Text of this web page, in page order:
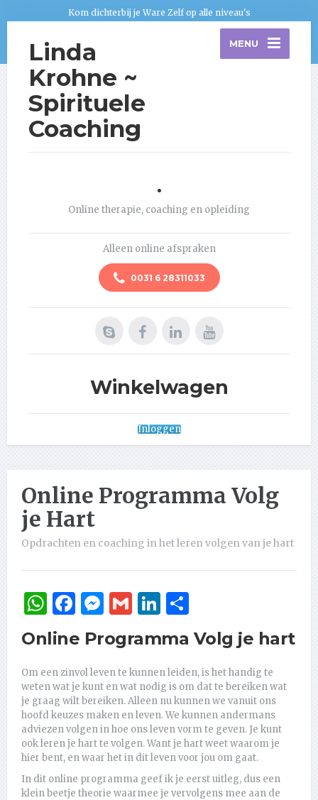
Kom dichterbij je Ware Zelf op alle niveau's
Linda
Krohne ~
Spirituele
Coaching
MENU
.
Online therapie, coaching en opleiding
Alleen online afspraken
0031 6 28311033
Winkelwagen
Inloggen
Online Programma Volg
je Hart
Opdrachten en coaching in het leren volgen van je hart
WhatsApp
Facebook
Messenger
GmailLinkedIn
Online Programma Volg je hart
Om een zinvol leven te kunnen leiden, is het handig te
weten wat je kunt en wat nodig is om dat te bereiken wat
je graag wilt bereiken. Alleen nu kunnen we vanuit ons
hoofd keuzes maken en leven. We kunnen andermans
adviezen volgen in hoe ons leven vorm te geven. Je kunt
ook leren je hart te volgen. Want je hart weet waarom je
hier bent, en waar het in dit leven voor jou om gaat.
In dit online programma geef ik je eerst uitleg, dus een
klein beetje theorie waarmee je vervolgens mee aan de